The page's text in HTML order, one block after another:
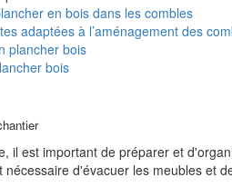
en bois dans les combles
adaptées à l’aménagement des
plancher bois
bois
il est important de préparer et
nécessaire d'évacuer les meubles et